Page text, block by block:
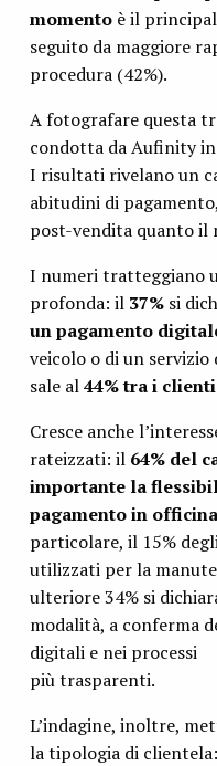
momento è il
seguito da maggiore
procedura (42%).
A fotografare questa
condotta da Aufinity
I risultati rivelano un
abitudini di
post-vendita quanto il
I numeri tratteggiano
profonda: il 37%si
un pagamento
veicolo o di un servizio
sale al44% tra i
Cresce anche
rateizzati: il 64% del
importante la
pagamento in
particolare, il 15%
utilizzati per la
ulteriore 34% si
modalità, a conferma
digitali e nei processi
più trasparenti.
L’indagine, inoltre,
la tipologia di